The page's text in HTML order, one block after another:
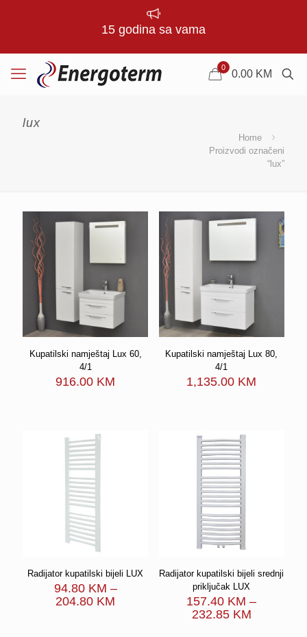
15 godina sa vama
0
0.00 KM
lux
Home
Proizvodi označeni
“lux”
Kupatilski namještaj Lux 60,
4/1
916.00 KM
Kupatilski namještaj Lux 80,
4/1
1,135.00 KM
Radijator kupatilski bijeli LUX
94.80 KM –
204.80 KM
Radijator kupatilski bijeli srednji
priključak LUX
157.40 KM –
232.85 KMPrice